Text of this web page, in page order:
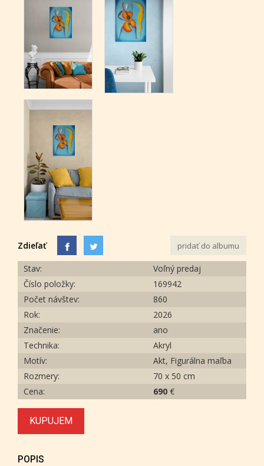
Zdieľať pridať do albumu
Stav:
Voľný predaj
Číslo položky:
169942
Počet návštev:
860
Rok:
2026
Značenie:
ano
Technika:
Akryl
Motív:
Akt, Figurálna maľba
Rozmery:
70 x 50 cm
Cena:
690 €
KUPUJEM
POPIS